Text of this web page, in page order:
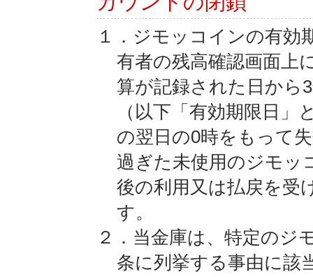
１．ジモッコインの有効
有者の残高確認画面上
算が記録された日から
（以下「有効期限日
の翌日の0時をもって
過ぎた未使用のジモッ
後の利用又は払戻を受
す。
２．当金庫は、特定のジ
条に列挙する事由に該